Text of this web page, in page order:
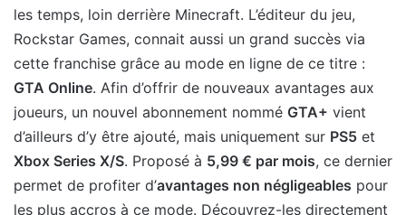
les temps, loin derrière Minecraft. L’éditeur du jeu,
Rockstar Games, connait aussi un grand succès via
cette franchise grâce au mode en ligne de ce titre :
GTA Online. Afin d’offrir de nouveaux avantages aux
joueurs, un nouvel abonnement nommé GTA+ vient
d’ailleurs d’y être ajouté, mais uniquement sur PS5 et
Xbox Series X/S. Proposé à 5,99 € par mois, ce dernier
permet de profiter d’avantages non négligeables pour
les plus accros à ce mode. Découvrez-les directement